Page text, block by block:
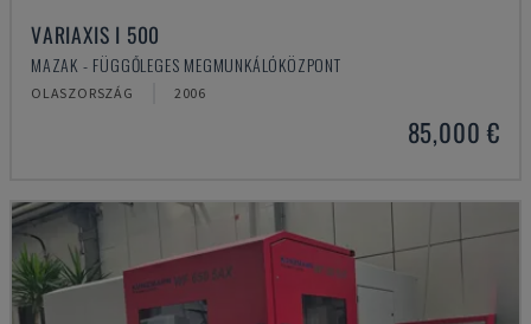
VARIAXIS I 500
MAZAK - FÜGGŐLEGES MEGMUNKÁLÓKÖZPONT
OLASZORSZÁG 2006
85,000 €